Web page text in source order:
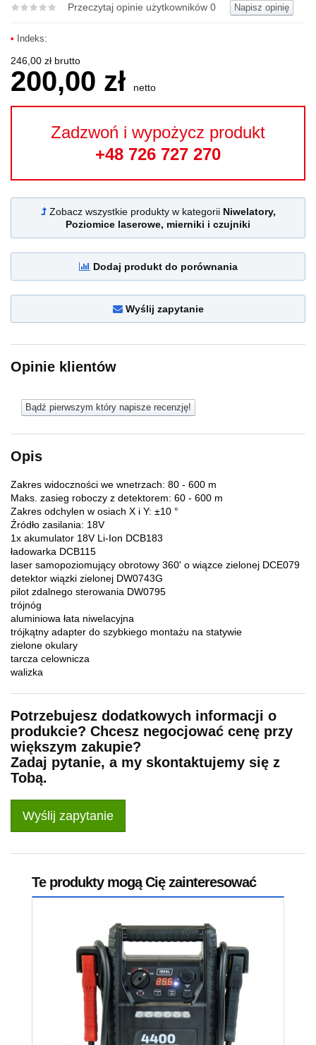
Przeczytaj opinie użytkowników 0 Napisz opinię
• Indeks:
246,00 zł brutto
200,00 zł netto
Zadzwoń i wypożycz produkt
+48 726 727 270
Zobacz wszystkie produkty w kategorii Niwelatory,
Poziomice laserowe, mierniki i czujniki
Dodaj produkt do porównania
Wyślij zapytanie
Opinie klientów
Bądź pierwszym który napisze recenzję!
Opis
Zakres widoczności we wnetrzach: 80 - 600 m
Maks. zasieg roboczy z detektorem: 60 - 600 m
Zakres odchylen w osiach X i Y: ±10 °
Źródło zasilania: 18V
1x akumulator 18V Li-Ion DCB183
ładowarka DCB115
laser samopoziomujący obrotowy 360' o wiązce zielonej DCE079
detektor wiązki zielonej DW0743G
pilot zdalnego sterowania DW0795
trójnóg
aluminiowa łata niwelacyjna
trójkątny adapter do szybkiego montażu na statywie
zielone okulary
tarcza celownicza
walizka
Potrzebujesz dodatkowych informacji o
produkcie? Chcesz negocjować cenę przy
większym zakupie?
Zadaj pytanie, a my skontaktujemy się z
Tobą.
Wyślij zapytanie
Te produkty mogą Cię zainteresować